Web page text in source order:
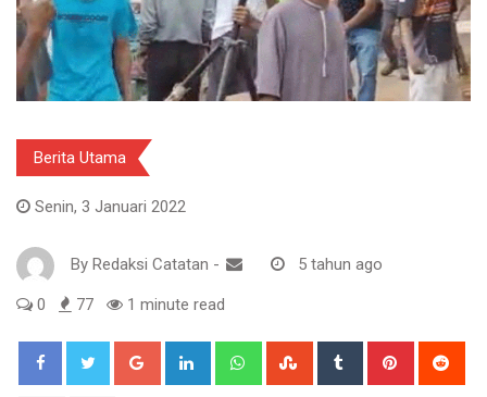
Berita Utama
Senin, 3 Januari 2022
By Redaksi Catatan - 5 tahun ago
0 77 1 minute read
Google+ LinkedIn WhatsappStumbleUpon
Tumblr Pinterest